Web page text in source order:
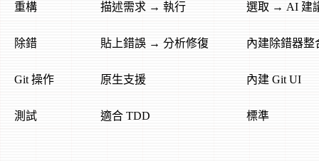
重構 描述需求 → 執行 選取 → AI 建
除錯 貼上錯誤 → 分析修復 內建除錯器整
Git 操作 原生支援 內建 Git UI
測試 適合 TDD 標準